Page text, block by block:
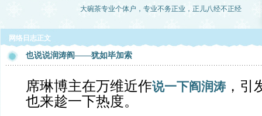
大碗茶专业个体户，专业不务正业，正儿八经不正经
网络日志正文
也说说润涛阎——犹如毕加索
席琳博主在万维近作说一下阎润涛 ，引
也来趁一下热度。